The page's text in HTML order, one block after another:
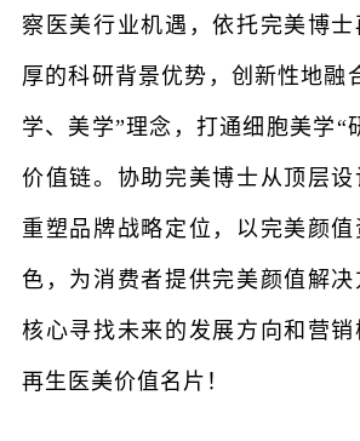
察医美行业机遇，依托完美博
厚的科研背景优势，创新性地融
学、美学”理念，打通细胞美学“
价值链。协助完美博士从顶层设
重塑品牌战略定位，以完美颜
色，为消费者提供完美颜值解
核心寻找未来的发展方向和营
再生医美价值名片！